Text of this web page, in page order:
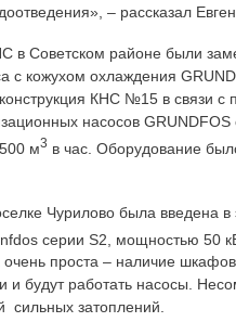
– рассказал
в Советском районе были
с кожухом охлаждения
КНС №15 в связи с
насосов
м3 в час. Оборудование
Чурилово была введена
серии S2, мощностью 50
очень проста – наличие
и будут работать насосы.
сильных затоплений.